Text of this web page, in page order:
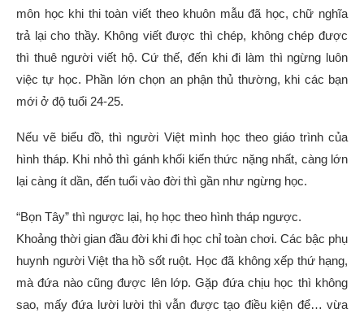
môn học khi thi toàn viết theo khuôn mẫu đã học, chữ nghĩa
trả lại cho thầy. Không viết được thì chép, không chép được
thì thuê người viết hộ. Cứ thế, đến khi đi làm thì ngừng luôn
việc tự học. Phần lớn chọn an phận thủ thường, khi các bạn
mới ở độ tuổi 24-25.
Nếu vẽ biểu đồ, thì người Việt mình học theo giáo trình của
hình tháp. Khi nhỏ thì gánh khối kiến thức nặng nhất, càng lớn
lại càng ít dần, đến tuổi vào đời thì gần như ngừng học.
“Bọn Tây” thì ngược lại, họ học theo hình tháp ngược.
Khoảng thời gian đầu đời khi đi học chỉ toàn chơi. Các bậc phụ
huynh người Việt tha hồ sốt ruột. Học đã không xếp thứ hạng,
mà đứa nào cũng được lên lớp. Gặp đứa chịu học thì không
sao, mấy đứa lười lười thì vẫn được tạo điều kiện để… vừa